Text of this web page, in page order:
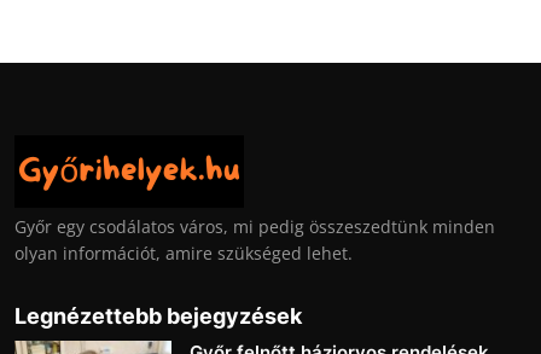
Győr egy csodálatos város, mi pedig összeszedtünk minden
olyan információt, amire szükséged lehet.
Legnézettebb bejegyzések